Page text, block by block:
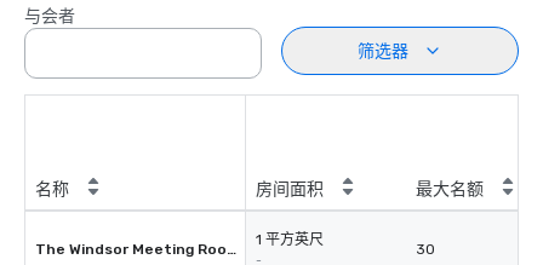
与会者
筛选器
名称 房间面积 最大名额
The Windsor Meeting Room
1 平方英尺
-
30